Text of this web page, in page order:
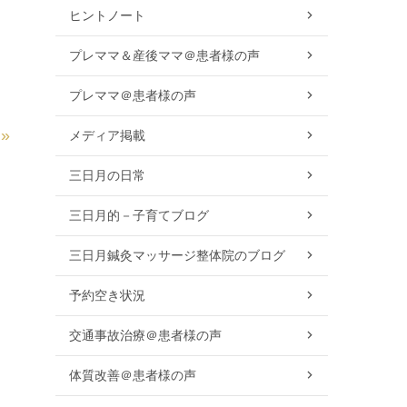
»
ヒントノート
プレママ＆産後ママ＠患者様の声
プレママ＠患者様の声
メディア掲載
三日月の日常
三日月的－子育てブログ
三日月鍼灸マッサージ整体院のブログ
予約空き状況
交通事故治療＠患者様の声
体質改善＠患者様の声